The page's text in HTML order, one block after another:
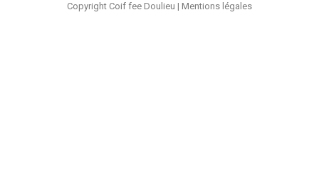
Copyright Coif fee Doulieu | Mentions légales